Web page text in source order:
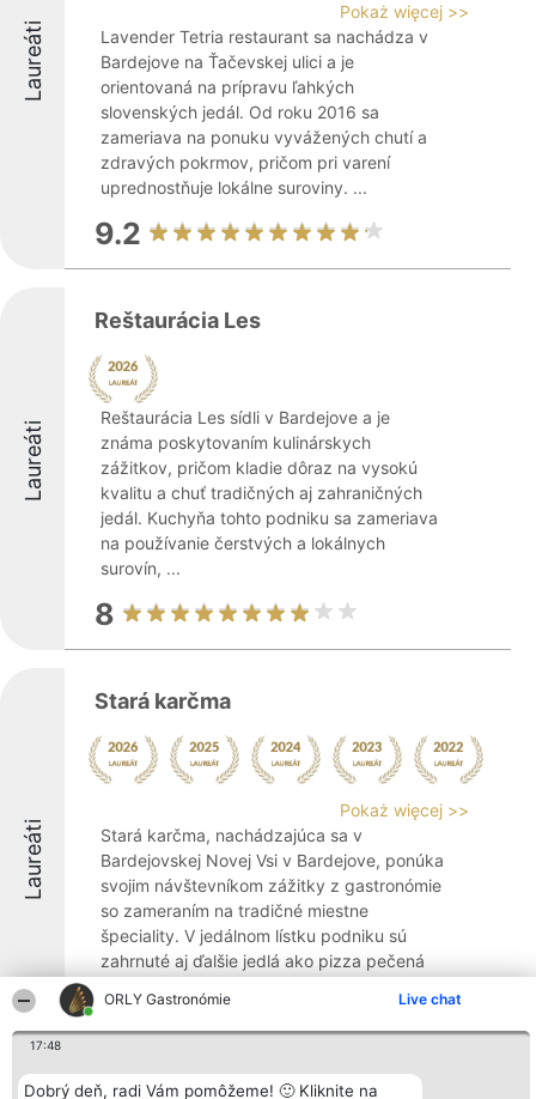
ORLY Gastronómie Live chat
17:48
Dobrý deň, radi Vám pomôžeme! 🙂 Kliknite na
Laureáti
Pokaż więcej >>
Lavender Tetria restaurant sa nachádza v
Bardejove na Ťačevskej ulici a je
orientovaná na prípravu ľahkých
slovenských jedál. Od roku 2016 sa
zameriava na ponuku vyvážených chutí a
zdravých pokrmov, pričom pri varení
uprednostňuje lokálne suroviny. ...
9.2
Laureáti
Reštaurácia Les
Reštaurácia Les sídli v Bardejove a je
známa poskytovaním kulinárskych
zážitkov, pričom kladie dôraz na vysokú
kvalitu a chuť tradičných aj zahraničných
jedál. Kuchyňa tohto podniku sa zameriava
na používanie čerstvých a lokálnych
surovín, ...
8
Laureáti
Stará karčma
Pokaż więcej >>
Stará karčma, nachádzajúca sa v
Bardejovskej Novej Vsi v Bardejove, ponúka
svojim návštevníkom zážitky z gastronómie
so zameraním na tradičné miestne
špeciality. V jedálnom lístku podniku sú
zahrnuté aj ďalšie jedlá ako pizza pečená
8.4